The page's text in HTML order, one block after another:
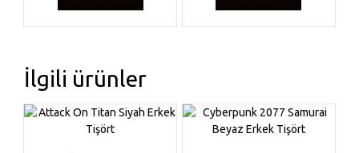
birden
fazla
Seçenekler
sayfasından
birden
fazla
seçilebilir
İlgili ürünler